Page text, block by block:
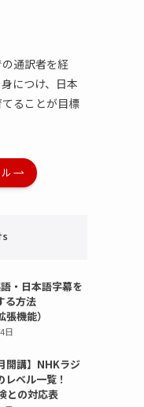
通訳者を経
につけ、日本
ることが目標
・日本語字幕を
る方法
機能）
日
開講】NHKラジ
ベル一覧！
との対応表